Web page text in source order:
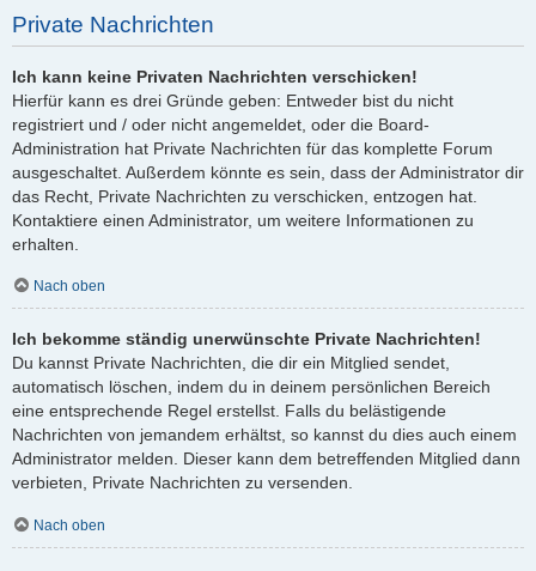
Private Nachrichten
Ich kann keine Privaten Nachrichten verschicken!
Hierfür kann es drei Gründe geben: Entweder bist du nicht
registriert und / oder nicht angemeldet, oder die Board-
Administration hat Private Nachrichten für das komplette Forum
ausgeschaltet. Außerdem könnte es sein, dass der Administrator dir
das Recht, Private Nachrichten zu verschicken, entzogen hat.
Kontaktiere einen Administrator, um weitere Informationen zu
erhalten.
Nach oben
Ich bekomme ständig unerwünschte Private Nachrichten!
Du kannst Private Nachrichten, die dir ein Mitglied sendet,
automatisch löschen, indem du in deinem persönlichen Bereich
eine entsprechende Regel erstellst. Falls du belästigende
Nachrichten von jemandem erhältst, so kannst du dies auch einem
Administrator melden. Dieser kann dem betreffenden Mitglied dann
verbieten, Private Nachrichten zu versenden.
Nach oben